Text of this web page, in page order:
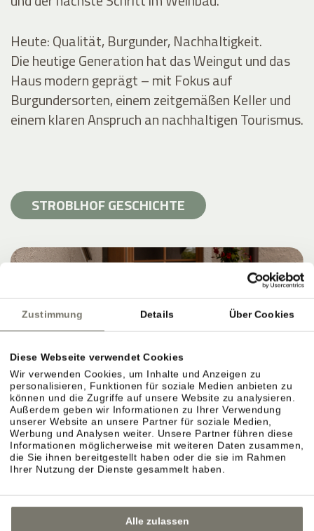
Zustimmung Details Über Cookies
Diese Webseite verwendet Cookies
Wir verwenden Cookies, um Inhalte und Anzeigen zu
personalisieren, Funktionen für soziale Medien anbieten zu
können und die Zugriffe auf unsere Website zu analysieren.
Außerdem geben wir Informationen zu Ihrer Verwendung
unserer Website an unsere Partner für soziale Medien,
Werbung und Analysen weiter. Unsere Partner führen diese
Informationen möglicherweise mit weiteren Daten zusammen,
die Sie ihnen bereitgestellt haben oder die sie im Rahmen
Ihrer Nutzung der Dienste gesammelt haben.
Alle zulassen
Heute: Qualität, Burgunder, Nachhaltigkeit.
Die heutige Generation hat das Weingut und das
Haus modern geprägt – mit Fokus auf
Burgundersorten, einem zeitgemäßen Keller und
einem klaren Anspruch an nachhaltigen Tourismus.
STROBLHOF GESCHICHTE